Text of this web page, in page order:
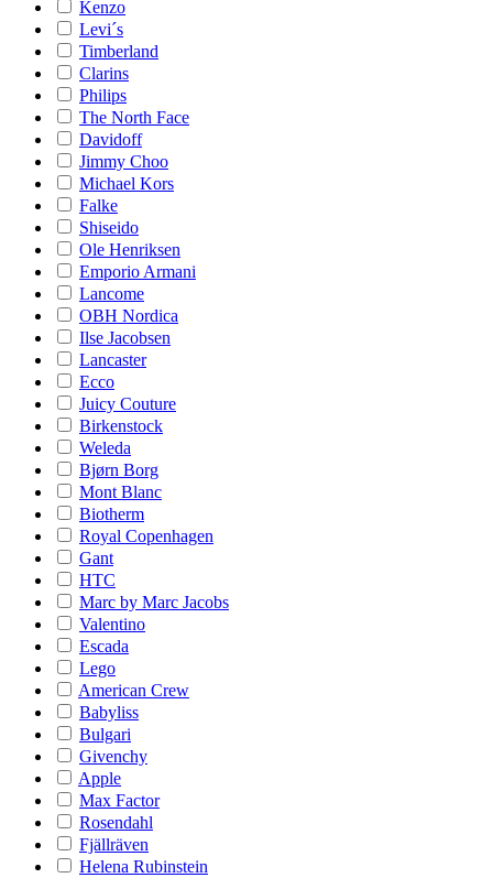
Kenzo
Levi´s
Timberland
Clarins
Philips
The North Face
Davidoff
Jimmy Choo
Michael Kors
Falke
Shiseido
Ole Henriksen
Emporio Armani
Lancome
OBH Nordica
Ilse Jacobsen
Lancaster
Ecco
Juicy Couture
Birkenstock
Weleda
Bjørn Borg
Mont Blanc
Biotherm
Royal Copenhagen
Gant
HTC
Marc by Marc Jacobs
Valentino
Escada
Lego
American Crew
Babyliss
Bulgari
Givenchy
Apple
Max Factor
Rosendahl
Fjällräven
Helena Rubinstein